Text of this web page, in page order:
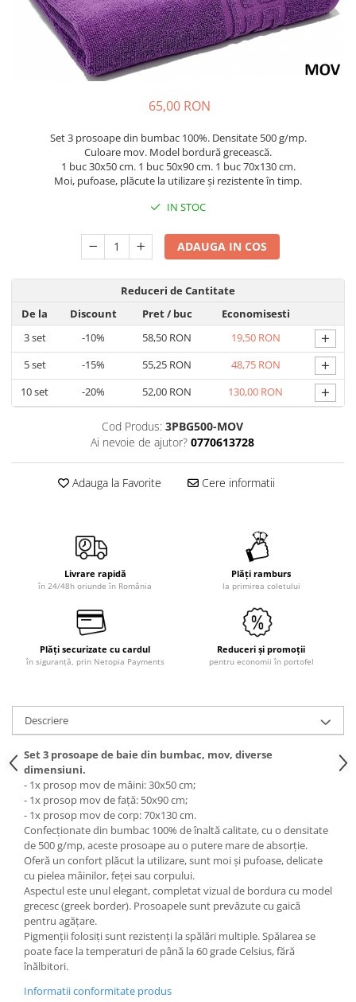
Cuverturi bumbac
Cuverturi catifea
Huse de protecție
Huse de protectie pat finet
Prosoape de baie
Electrocasnice
65,00 RON
Set 3 prosoape din bumbac 100%. Densitate 500 g/mp.
Culoare mov. Model bordură grecească.
1 buc 30x50 cm. 1 buc 50x90 cm. 1 buc 70x130 cm.
Moi, pufoase, plăcute la utilizare și rezistente în timp.
IN STOC
ADAUGA IN COS
Reduceri de Cantitate
De la
Discount Pret/ buc
Economisesti
3set -10% 58,50 RON 19,50 RON +
5set -15% 55,25 RON 48,75 RON +
10set -20% 52,00 RON 130,00 RON +
Cod Produs: 3PBG500-MOV
Ai nevoie de ajutor? 0770613728
Adauga la Favorite Cere informatii
Livrare rapidă
în 24/48h oriunde în România
Plăți ramburs
la primirea coletului
Plăți securizate cu cardul
în siguranță, prin Netopia Payments
Reduceri și promoții
pentru economii în portofel
Descriere
Set 3 prosoape de baie din bumbac, mov, diverse
dimensiuni.
- 1x prosop mov de mâini: 30x50 cm;
- 1x prosop mov de față: 50x90 cm;
- 1x prosop mov de corp: 70x130 cm.
Confecționate din bumbac 100% de înaltă calitate, cu o densitate
de 500 g/mp, aceste prosoape au o putere mare de absorție.
Oferă un confort plăcut la utilizare, sunt moi și pufoase, delicate
cu pielea mâinilor, feței sau corpului.
Aspectul este unul elegant, completat vizual de bordura cu model
grecesc (greek border). Prosoapele sunt prevăzute cu gaică
pentru agățare.
Pigmenții folosiți sunt rezistenți la spălări multiple. Spălarea se
poate face la temperaturi de până la 60 grade Celsius, fără
înălbitori.
Informatii conformitate produs